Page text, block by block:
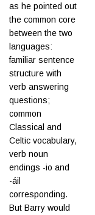
as he pointed out
the common core
between the two
languages:
familiar sentence
structure with
verb answering
questions;
common
Classical and
Celtic vocabulary,
verb noun
endings -io and
-áil
corresponding.
But Barry would